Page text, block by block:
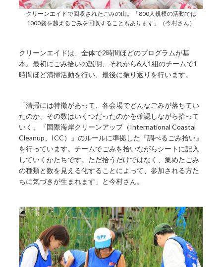
クリーンエイドで回収されたごみの山。「800人規模の活動では
1000袋を越えるごみを回収することもあります」（今村さん）
クリーンエイドは、全体で2時間ほどのプログラムが基
本。最初にごみ拾いの説明、それから6人1組のチームで1
時間ほど清掃活動を行い、最後に振り返りを行います。
「清掃には特徴があって、各会場でどんなごみが落ちてい
たのか、その数はいくつだったのかを確認しながら拾って
いく、『国際海岸クリーンアップ（International Coastal
Cleanup、ICC）』のルールに準拠した『調べるごみ拾い』
を行っています。チームでごみを拾いながらシートに記入
していくかたちです。ただ拾うだけではなく、集めたごみ
の種類と数を見える化することによって、参加される方た
ちに気づきが生まれます」と今村さん。